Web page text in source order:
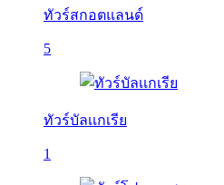
ทัวร์สกอตแลนด์
5
ทัวร์บัลเเกเรีย
1